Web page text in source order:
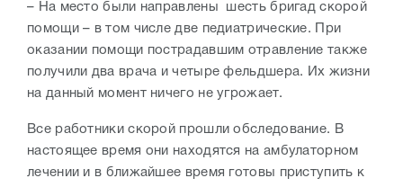
– На место были направлены шесть бригад скорой
помощи – в том числе две педиатрические. При
оказании помощи пострадавшим отравление также
получили два врача и четыре фельдшера. Их жизни
на данный момент ничего не угрожает.
Все работники скорой прошли обследование. В
настоящее время они находятся на амбулаторном
лечении и в ближайшее время готовы приступить к